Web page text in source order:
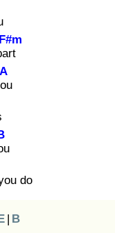
F#m
A
do
| B